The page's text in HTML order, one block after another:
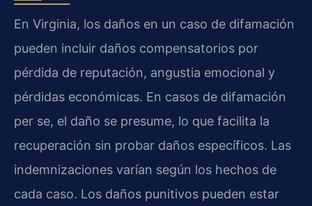
En Virginia, los daños en un caso de difamación
pueden incluir daños compensatorios por
pérdida de reputación, angustia emocional y
pérdidas económicas. En casos de difamación
per se, el daño se presume, lo que facilita la
recuperación sin probar daños específicos. Las
indemnizaciones varían según los hechos de
cada caso. Los daños punitivos pueden estar